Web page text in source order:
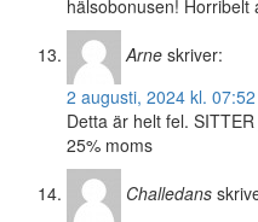
hälsobonusen!
Arne skriver:
2 augusti, 2024 kl. 07:52
Detta är helt fel.
25% moms
Challedans